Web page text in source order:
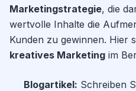
Marketingstrategie, die
wertvolle Inhalte die
Kunden zu gewinnen. Hier
kreatives Marketing im
Blogartikel: Schreiben